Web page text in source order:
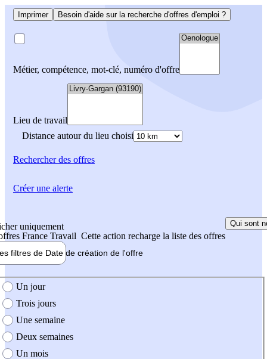
Imprimer Besoin d'aide sur la recherche d'offres d'emploi ?
Métier, compétence, mot-clé, numéro d'offre
Lieu de travail
Distance autour du lieu choisi
Rechercherdes offres
uniquement
France Travail Cette action recharge la liste des offres
Qui sont
filtres de Date de création de l'offre
création de l'offre
Un jour
Trois jours
Une semaine
Deux semaines
Un mois
Créer une alerte